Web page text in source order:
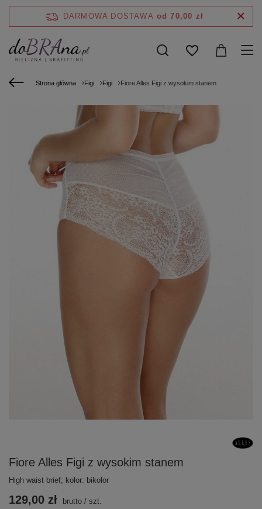
DARMOWA DOSTAWA od 70,00 zł
Strona główna Figi Figi Fiore Alles Figi z wysokim stanem
Fiore Alles Figi z wysokim stanem
High waist brief; kolor: bikolor
129,00 zł brutto / szt.